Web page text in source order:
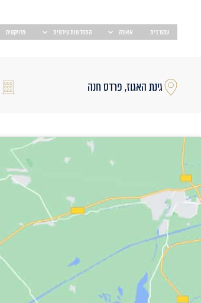
עמוד בית אאורה התחדשות עירונית פרויקטים
גינת האגוז, פרדס חנה